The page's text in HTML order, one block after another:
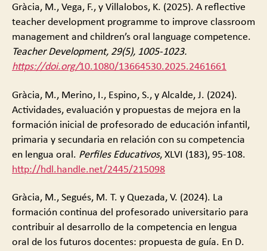
Gràcia, M., Vega, F., y Villalobos, K. (2025). A reflective
teacher development programme to improve classroom
management and children’s oral language competence.
Teacher Development, 29(5), 1005-1023.
https://doi.org/10.1080/13664530.2025.2461661
Gràcia, M., Merino, I., Espino, S., y Alcalde, J. (2024).
Actividades, evaluación y propuestas de mejora en la
formación inicial de profesorado de educación infantil,
primaria y secundaria en relación con su competencia
en lengua oral. Perfiles Educativos, XLVI (183), 95-108.
http://hdl.handle.net/2445/215098
Gràcia, M., Segués, M. T. y Quezada, V. (2024). La
formación continua del profesorado universitario para
contribuir al desarrollo de la competencia en lengua
oral de los futuros docentes: propuesta de guía. En D.